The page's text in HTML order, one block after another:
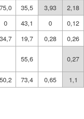
75,0 35,5 3,93
2,18
0 43,1 0
0,12
34,7 19,7 0,28 0,26
55,6 0,27
50,2 73,4 0,65 1,1